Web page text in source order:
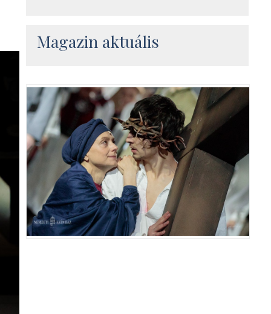
Magazin aktuális